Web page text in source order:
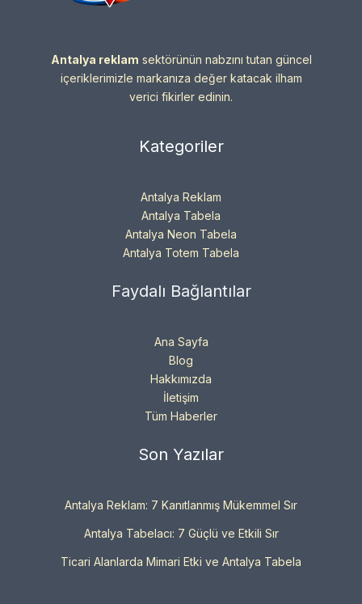
Antalya reklam sektörünün nabzını tutan güncel
içeriklerimizle markanıza değer katacak ilham
verici fikirler edinin.
Kategoriler
Antalya Reklam
Antalya Tabela
Antalya Neon Tabela
Antalya Totem Tabela
Faydalı Bağlantılar
Ana Sayfa
Blog
Hakkımızda
İletişim
Tüm Haberler
Son Yazılar
Antalya Reklam: 7 Kanıtlanmış Mükemmel Sır
Antalya Tabelacı: 7 Güçlü ve Etkili Sır
Ticari Alanlarda Mimari Etki ve Antalya Tabela